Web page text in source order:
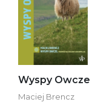
Wyspy Owcze
Maciej Brencz